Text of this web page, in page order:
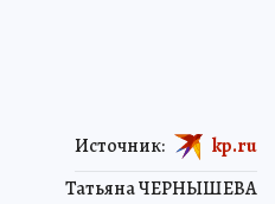
Татьяна ЧЕРНЫШЕВА
Источник: kp.ru